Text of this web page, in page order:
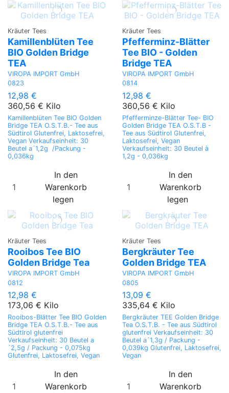
Kräuter Tees
Kamillenblüten Tee
BIO Golden Bridge
TEA
VIROPA IMPORT GmbH
0823
12,98 €
360,56 € Kilo
Kamillenblüten Tee BIO Golden
Bridge TEA O.S.T.B.- Tee aus
Südtirol Glutenfrei, Laktosefrei,
Vegan Verkaufseinheit: 30
Beutel a´1,2g /Packung -
0,036kg
In den
Warenkorb
legen
Kräuter Tees
Pfefferminz-Blätter
Tee BIO - Golden
Bridge TEA
VIROPA IMPORT GmbH
0814
12,98 €
360,56 € Kilo
Pfefferminze-Blätter Tee- BIO
Golden Bridge TEA O.S.T.B -
Tee aus Südtirol Glutenfrei,
Laktosefrei, Vegan
Verkaufseinheit: 30 Beutel à
1,2g - 0,036kg
In den
Warenkorb
legen
Kräuter Tees
Rooibos Tee BIO
Golden Bridge Tea
VIROPA IMPORT GmbH
0812
12,98 €
173,06 € Kilo
Rooibos-Blätter Tee BIO Golden
Bridge TEA O.S.T.B.- Tee aus
Südtirol glutenfrei
Verkaufseinheit: 30 Beutel a
´2,5g / Packung - 0,075kg
Glutenfrei, Laktosefrei, Vegan
In den
Warenkorb
Kräuter Tees
Bergkräuter Tee
Golden Bridge TEA
VIROPA IMPORT GmbH
0805
13,09 €
335,64 € Kilo
Bergkräuter TEE Golden Bridge
Tea O.S.T.B. - Tee aus Südtirol
glutenfrei Verkaufseinheit: 30
Beutel a´1,3g / Packung -
0,039kg Glutenfrei, Laktosefrei,
Vegan
In den
Warenkorb